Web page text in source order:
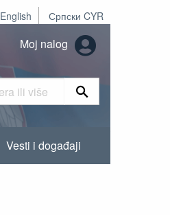
English Српски CYR
Moj nalog
Vesti i događaji